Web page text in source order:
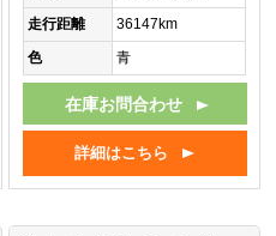
走行距離
36147km
色
青
在庫お問合わせ
詳細はこちら